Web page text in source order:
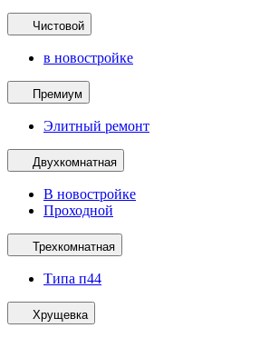
Чистовой
в новостройке
Премиум
Элитный ремонт
Двухкомнатная
В новостройке
Проходной
Трехкомнатная
Типа п44
Хрущевка